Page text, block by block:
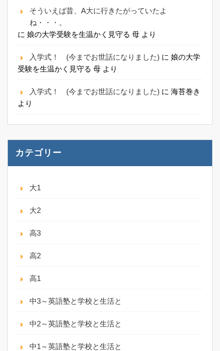
そういえば昔、A大に行きたがっていたよ
ね・・・。
に 娘の大学受験を生温かく見守る 母 より
入学式！ (今までお世話になりました) に 娘の大学
受験を生温かく見守る 母 より
入学式！ (今までお世話になりました) に 海苔巻き
より
カテゴリー
大1
大2
高3
高2
高1
中3～英語塾と学校と生活と
中2～英語塾と学校と生活と
中1～英語塾と学校と生活と